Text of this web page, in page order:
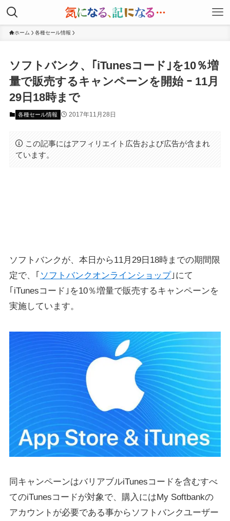
ホーム 各種セール情報
ソフトバンク、｢iTunesコード｣を10％増
量で販売するキャンペーンを開始 ｰ 11月
29日18時まで
各種セール情報 2017年11月28日
この記事にはアフィリエイト広告および広告が含まれ
ています。
ソフトバンクが、本日から11月29日18時までの期間限
定で、｢ ソフトバンクオンラインショップ｣にて
｢iTunesコード｣を10％増量で販売するキャンペーンを
実施しています。
同キャンペーンはバリアブルiTunesコードを含むすべ
てのiTunesコードが対象で、購入にはMy Softbankの
アカウントが必要である事からソフトバンクユーザー